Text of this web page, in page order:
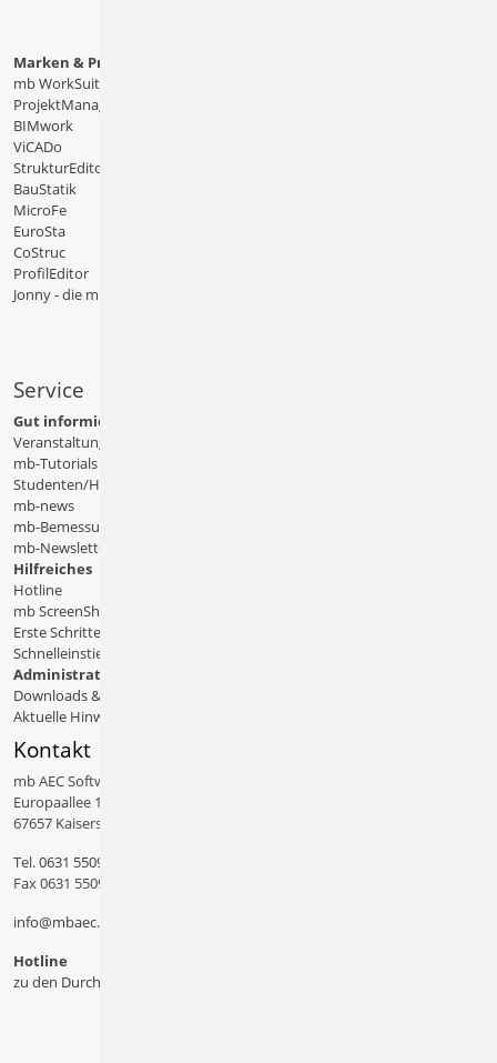
Marken & Produkte
mb WorkSuite
ProjektManager
BIMwork
ViCADo
StrukturEditor
BauStatik
MicroFe
EuroSta
CoStruc
ProfilEditor
Jonny - die mb-App
Service
Gut informiert
Veranstaltungen
mb-Tutorials
Studenten/Hochschule
mb-news
mb-Bemessungstafeln
mb-Newsletter
Hilfreiches
Hotline
mb ScreenShare
Erste Schritte
Schnelleinstiege & Doku
Administratives
Downloads & Patches
Aktuelle Hinweise
Kontakt
mb AEC Software GmbH
Europaallee 14
67657 Kaiserslautern
Tel.0631 550999 11
Fax 0631 550999 20
info@mbaec.de
Hotline
zu den Durchwahlen